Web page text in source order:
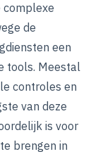
complexe
de
een
tools. Meestal
controles en
van deze
is voor
brengen in